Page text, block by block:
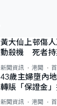
黃大仙上邨傷
動殺機 死者持
新聞資訊 港聞
43歲主婦墮內
轉賬「保證金
新聞資訊 港聞